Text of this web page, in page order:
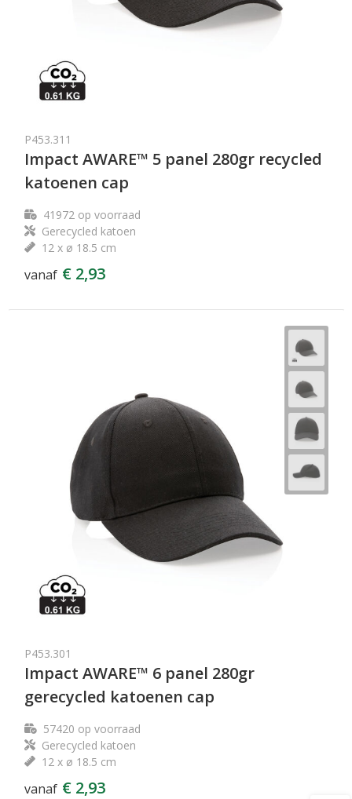
P453.311
Impact AWARE™ 5 panel 280gr recycled
katoenen cap
41972op voorraad
Gerecycled katoen
12 x ø 18.5 cm
vanaf € 2,93
P453.301
Impact AWARE™ 6 panel 280gr
gerecycled katoenen cap
57420 op voorraad
Gerecycled katoen
12 x ø 18.5 cm
vanaf € 2,93